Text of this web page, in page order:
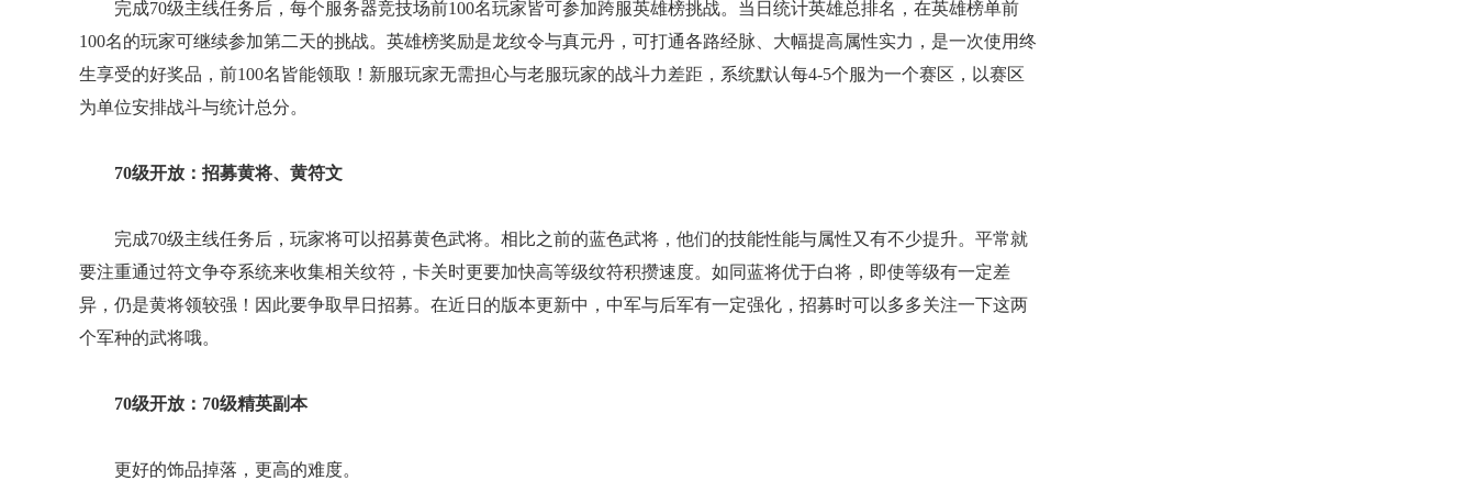
完成70级主线任务后，每个服务器竞技场前100名玩家皆可参加跨服英雄榜挑战。当日统计英雄总排名，在英雄榜单前
100名的玩家可继续参加第二天的挑战。英雄榜奖励是龙纹令与真元丹，可打通各路经脉、大幅提高属性实力，是一次使用终
生享受的好奖品，前100名皆能领取！新服玩家无需担心与老服玩家的战斗力差距，系统默认每4-5个服为一个赛区，以赛区
为单位安排战斗与统计总分。
70级开放：招募黄将、黄符文
完成70级主线任务后，玩家将可以招募黄色武将。相比之前的蓝色武将，他们的技能性能与属性又有不少提升。平常就
要注重通过符文争夺系统来收集相关纹符，卡关时更要加快高等级纹符积攒速度。如同蓝将优于白将，即使等级有一定差
异，仍是黄将领较强！因此要争取早日招募。在近日的版本更新中，中军与后军有一定强化，招募时可以多多关注一下这两
个军种的武将哦。
70级开放：70级精英副本
更好的饰品掉落，更高的难度。